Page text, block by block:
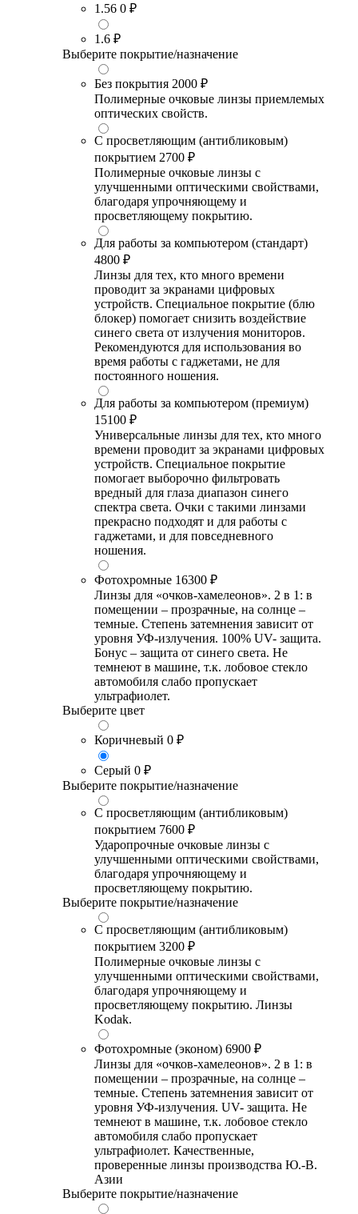
1.56 0 ₽
1.6 ₽
Выберите покрытие/назначение
Без покрытия 2000 ₽
Полимерные очковые линзы приемлемых
оптических свойств.
С просветляющим (антибликовым)
покрытием 2700 ₽
Полимерные очковые линзы с
улучшенными оптическими свойствами,
благодаря упрочняющему и
просветляющему покрытию.
Для работы за компьютером (стандарт)
4800 ₽
Линзы для тех, кто много времени
проводит за экранами цифровых
устройств. Специальное покрытие (блю
блокер) помогает снизить воздействие
синего света от излучения мониторов.
Рекомендуются для использования во
время работы с гаджетами, не для
постоянного ношения.
Для работы за компьютером (премиум)
15100 ₽
Универсальные линзы для тех, кто много
времени проводит за экранами цифровых
устройств. Специальное покрытие
помогает выборочно фильтровать
вредный для глаза диапазон синего
спектра света. Очки с такими линзами
прекрасно подходят и для работы с
гаджетами, и для повседневного
ношения.
Фотохромные 16300 ₽
Линзы для «очков-хамелеонов». 2 в 1: в
помещении – прозрачные, на солнце –
темные. Степень затемнения зависит от
уровня УФ-излучения. 100% UV- защита.
Бонус – защита от синего света. Не
темнеют в машине, т.к. лобовое стекло
автомобиля слабо пропускает
ультрафиолет.
Выберите цвет
Коричневый 0 ₽
Серый 0 ₽
Выберите покрытие/назначение
С просветляющим (антибликовым)
покрытием 7600 ₽
Ударопрочные очковые линзы с
улучшенными оптическими свойствами,
благодаря упрочняющему и
просветляющему покрытию.
Выберите покрытие/назначение
С просветляющим (антибликовым)
покрытием 3200 ₽
Полимерные очковые линзы с
улучшенными оптическими свойствами,
благодаря упрочняющему и
просветляющему покрытию. Линзы
Kodak.
Фотохромные (эконом) 6900 ₽
Линзы для «очков-хамелеонов». 2 в 1: в
помещении – прозрачные, на солнце –
темные. Степень затемнения зависит от
уровня УФ-излучения. UV- защита. Не
темнеют в машине, т.к. лобовое стекло
автомобиля слабо пропускает
ультрафиолет. Качественные,
проверенные линзы производства Ю.-В.
Азии
Выберите покрытие/назначение